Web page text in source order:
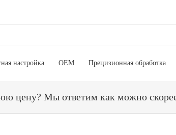
настройка OEM Прецизионная обработка
цену? Мы ответим как можно